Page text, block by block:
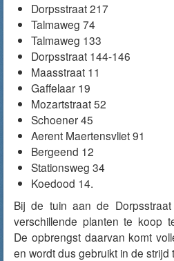
Dorpsstraat 217
Talmaweg 74
Talmaweg 133
Dorpsstraat 144-146
Maasstraat 11
Gaffelaar 19
Mozartstraat 52
Schoener 45
Aerent Maertensvliet 91
Bergeend 12
Stationsweg 34
Koedood 14.
Bij de tuin aan de
verschillende planten te koop
De opbrengst daarvan komt
en wordt dus gebruikt in de strijd